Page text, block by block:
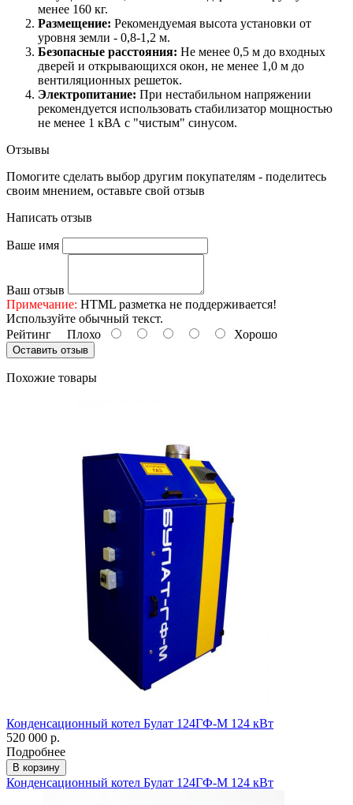
менее 160 кг.
Размещение: Рекомендуемая высота установки от
уровня земли - 0,8-1,2 м.
Безопасные расстояния: Не менее 0,5 м до входных
дверей и открывающихся окон, не менее 1,0 м до
вентиляционных решеток.
Электропитание: При нестабильном напряжении
рекомендуется использовать стабилизатор мощностью
не менее 1 кВА с "чистым" синусом.
Отзывы
Помогите сделать выбор другим покупателям - поделитесь
своим мнением, оставьте свой отзыв
Написать отзыв
Ваше имя
Ваш отзыв
Примечание: HTML разметка не поддерживается!
Используйте обычный текст.
Рейтинг Плохо Хорошо
Оставить отзыв
Похожие товары
Конденсационный котел Булат 124ГФ-М 124 кВт
520 000 р.
Подробнее
В корзину
Конденсационный котел Булат 124ГФ-М 124 кВт